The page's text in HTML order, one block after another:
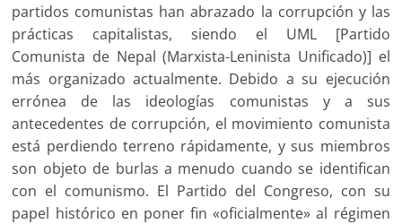
partidos comunistas han abrazado la corrupción y las
prácticas capitalistas, siendo el UML [Partido
Comunista de Nepal (Marxista-Leninista Unificado)] el
más organizado actualmente. Debido a su ejecución
errónea de las ideologías comunistas y a sus
antecedentes de corrupción, el movimiento comunista
está perdiendo terreno rápidamente, y sus miembros
son objeto de burlas a menudo cuando se identifican
con el comunismo. El Partido del Congreso, con su
papel histórico en poner fin «oficialmente» al régimen